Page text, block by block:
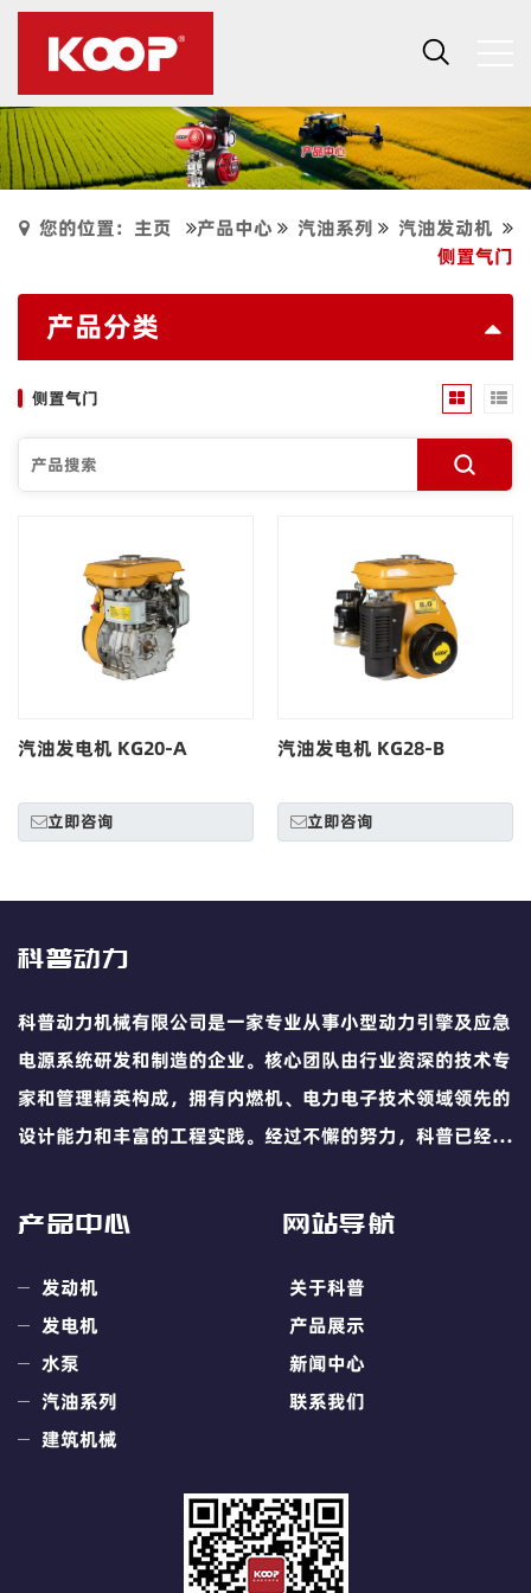
您的位置：主页 产品中心 汽油系列
汽油发动机
侧置气门
产品分类
侧置气门
汽油发电机 KG20-A
立即咨询
汽油发电机 KG28-B
立即咨询
科普动力
科普动力机械有限公司是一家专业从事小型动力引擎及应急
电源系统研发和制造的企业。核心团队由行业资深的技术专
家和管理精英构成，拥有内燃机、电力电子技术领域领先的
设计能力和丰富的工程实践。经过不懈的努力，科普已经发
商。
产品中心
发动机
发电机
水泵
汽油系列
建筑机械
网站导航
关于科普
产品展示
新闻中心
联系我们